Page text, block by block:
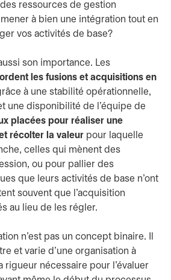
ressources de gestion
à bien une intégration tout en
vos activités de base?
son importance. Les
les fusions et acquisitions en
à une stabilité opérationnelle,
une disponibilité de l’équipe de
placées pour réaliser une
récolter la valeur pour laquelle
celles qui mènent des
ou pour pallier des
que leurs activités de base n’ont
souvent que l’acquisition
au lieu de les régler.
n’est pas un concept binaire. Il
et varie d’une organisation à
rigueur nécessaire pour l’évaluer